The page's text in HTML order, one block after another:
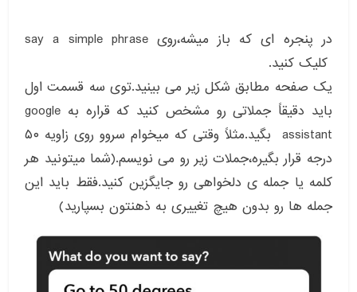
در پنجره ای که باز میشه،روی say a simple phrase
کلیک کنید.
یک صفحه مطابق شکل زیر می بینید.توی سه قسمت اول
باید دقیقاً جملاتی رو مشخص کنید که قراره به google
assistant بگید.مثلاً وقتی که میخوام سروو روی زاویه ۵۰
درجه قرار بگیره،جملات زیر رو می نویسم.(شما میتونید هر
کلمه یا جمله ی دلخواهی رو جایگزین کنید.فقط باید این
جمله ها رو بدون هیچ تغییری به ذهنتون بسپارید)